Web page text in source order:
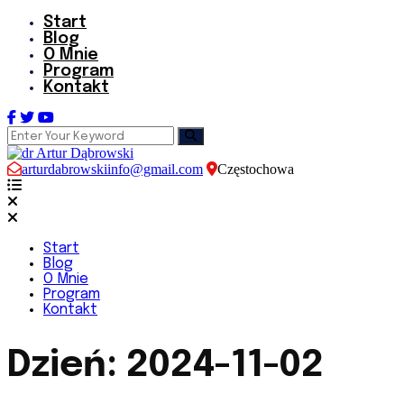
Start
Blog
O Mnie
Program
Kontakt
arturdabrowskiinfo@gmail.com Częstochowa
Start
Blog
O Mnie
Program
Kontakt
Dzień: 2024-11-02